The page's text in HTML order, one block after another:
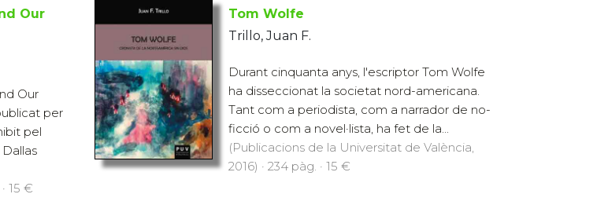
Our
Our
per
pel
15 €
Tom Wolfe
Trillo, Juan F.
Durant cinquanta anys, l'escriptor Tom Wolfe
ha disseccionat la societat nord-americana.
Tant com a periodista, com a narrador de no-
ficció o com a novel·lista, ha fet de la...
(Publicacions de la Universitat de València,
2016) · 234 pàg. · 15 €